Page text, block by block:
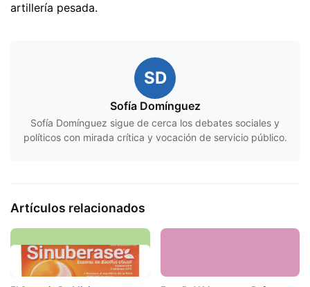
artillería pesada.
SD
Sofía Domínguez
Sofía Domínguez sigue de cerca los debates sociales y
políticos con mirada crítica y vocación de servicio público.
Artículos relacionados